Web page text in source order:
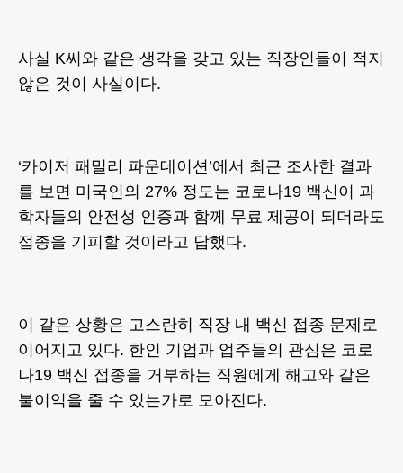
사실 K씨와 같은 생각을 갖고 있는 직장인들이 적지
않은 것이 사실이다.
‘카이저 패밀리 파운데이션’에서 최근 조사한 결과
를 보면 미국인의 27% 정도는 코로나19 백신이 과
학자들의 안전성 인증과 함께 무료 제공이 되더라도
접종을 기피할 것이라고 답했다.
이 같은 상황은 고스란히 직장 내 백신 접종 문제로
이어지고 있다. 한인 기업과 업주들의 관심은 코로
나19 백신 접종을 거부하는 직원에게 해고와 같은
불이익을 줄 수 있는가로 모아진다.